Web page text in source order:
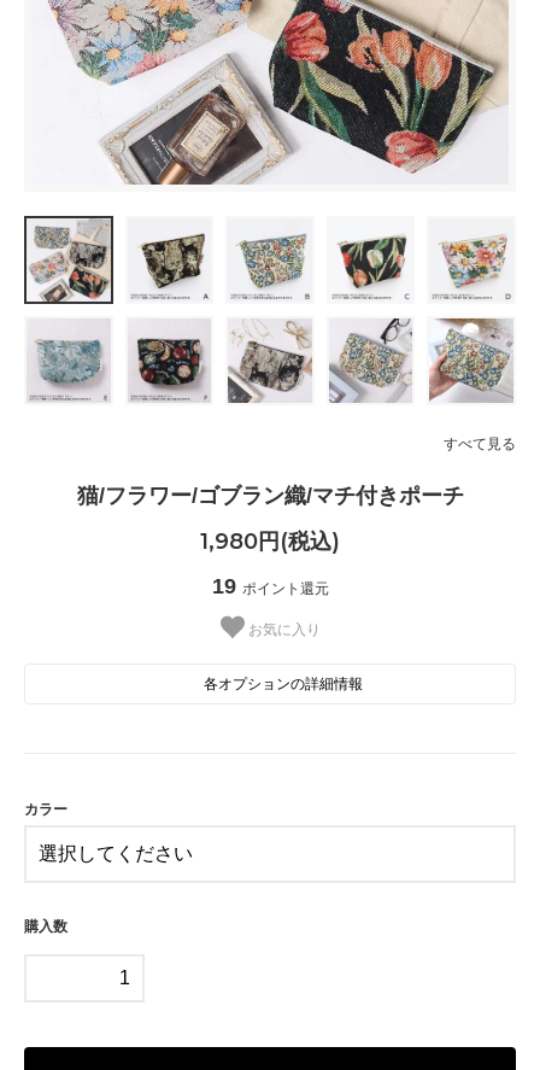
すべて見る
猫/フラワー/ゴブラン織/マチ付きポーチ
1,980円(税込)
19 ポイント還元
お気に入り
各オプションの詳細情報
カラー
購入数